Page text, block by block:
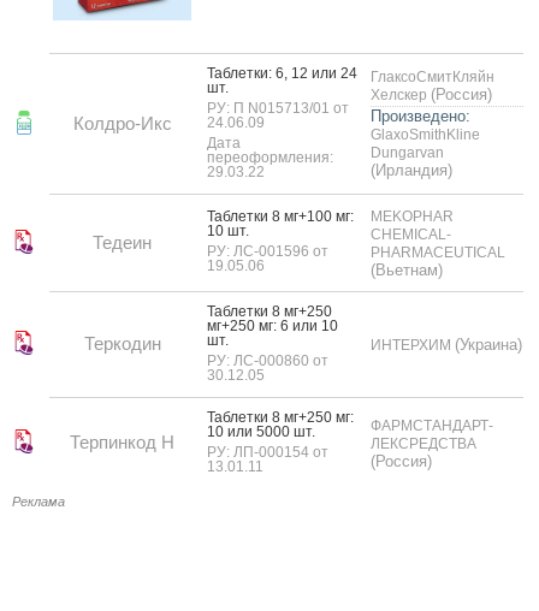
Колдро-Икс
Таб­летки: 6, 12 или 24
шт.
РУ: П N015713/01 от
24.06.09
Дата
переоформления:
29.03.22
ГлаксоСмитКляйн
Хелскер (Россия)
Произведено:
GlaxoSmithKline
Dungarvan
(Ирландия)
Тедеин
Таб­летки 8 мг+100 мг:
10 шт.
РУ: ЛС-001596 от
19.05.06
MEKOPHAR
CHEMICAL-
PHARMACEUTICAL
(Вьетнам)
Теркодин
Таб­летки 8 мг+250
мг+250 мг: 6 или 10
шт.
РУ: ЛС-000860 от
30.12.05
ИНТЕРХИМ (Украина)
Терпинкод Н
Таб­летки 8 мг+250 мг:
10 или 5000 шт.
РУ: ЛП-000154 от
13.01.11
ФАРМСТАНДАРТ-
ЛЕКСРЕДСТВА
(Россия)
Реклама